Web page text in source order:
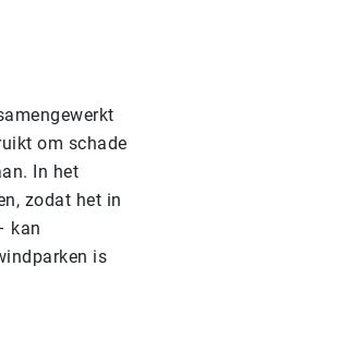
om schade
In het
zodat het in
kan
is